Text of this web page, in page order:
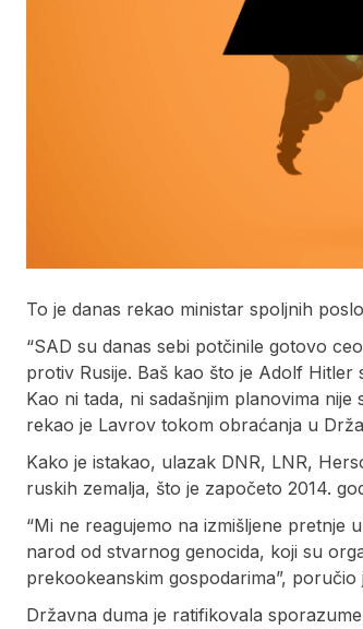
To je danas rekao ministar spoljnih
“SAD su danas sebi potčinile gotovo
protiv Rusije. Baš kao što je Adolf
Kao ni tada, ni sadašnjim planovima
rekao je Lavrov tokom obraćanja u
Kako je istakao, ulazak DNR, LNR,
ruskih zemalja, što je započeto 2014.
“Mi ne reagujemo na izmišljene pretnje
narod od stvarnog genocida, koji su
prekookeanskim gospodarima”, poručio
Državna duma je ratifikovala